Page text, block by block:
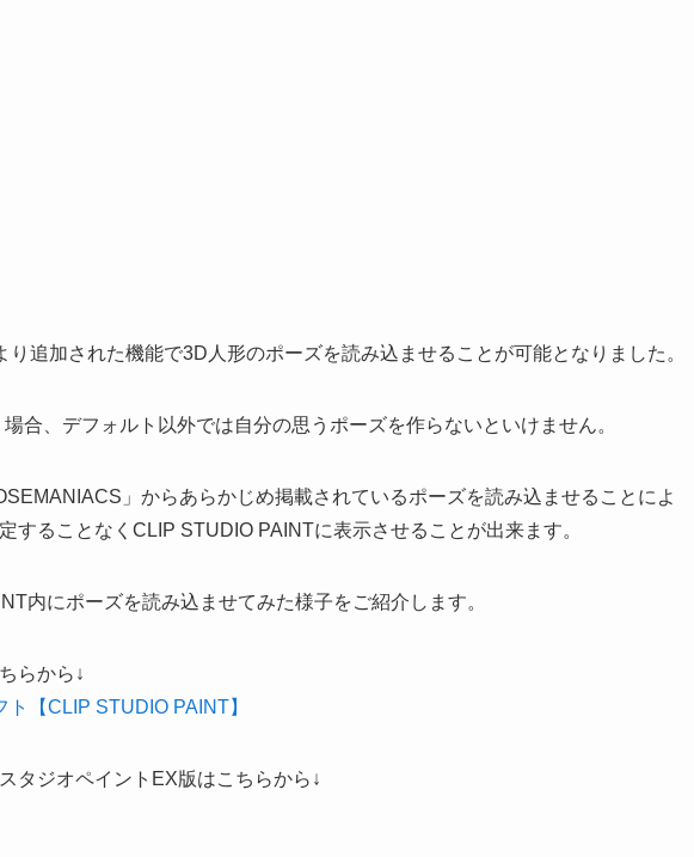
り追加された機能で3D人形のポーズを読み込ませることが可能となりました。
合、デフォルト以外では自分の思うポーズを作らないといけません。
」からあらかじめ掲載されているポーズを読み込ませることによ
することなくCLIP STUDIO PAINTに表示させることが出来ます。
内にポーズを読み込ませてみた様子をご紹介します。
らから↓
【CLIP STUDIO PAINT】
タジオペイントEX版はこちらから↓